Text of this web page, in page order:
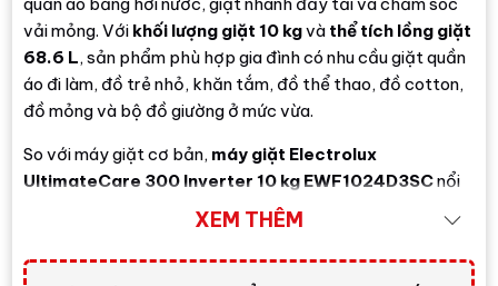
vải mỏng. Với khối lượng giặt 10 kgvà thể tích lồng giặt
68.6 L, sản phẩm phù hợp gia đình có nhu cầu giặt quần
áo đi làm, đồ trẻ nhỏ, khăn tắm, đồ thể thao, đồ cotton,
đồ mỏng và bộ đồ giường ở mức vừa.
So với máy giặt cơ bản, máy giặt Electrolux
UltimateCare 300 Inverter 10 kg EWF1024D3SCnổi
HygienicCare phun hơi nước sau chu
trình giặt, chương trìnhFullWash 45
trong 45 phút,Sanitisehỗ trợ loại bỏ vi khuẩn và virus
XEM THÊM